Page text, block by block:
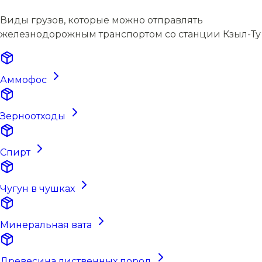
Виды грузов, которые можно отправлять
железнодорожным транспортом со станции Кзыл-Ту
Аммофос
Зерноотходы
Спирт
Чугун в чушках
Минеральная вата